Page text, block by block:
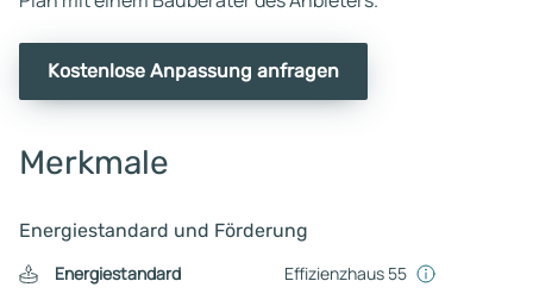
Kostenlose Anpassung anfragen
Merkmale
Energiestandard und Förderung
Energiestandard
Effizienzhaus 55